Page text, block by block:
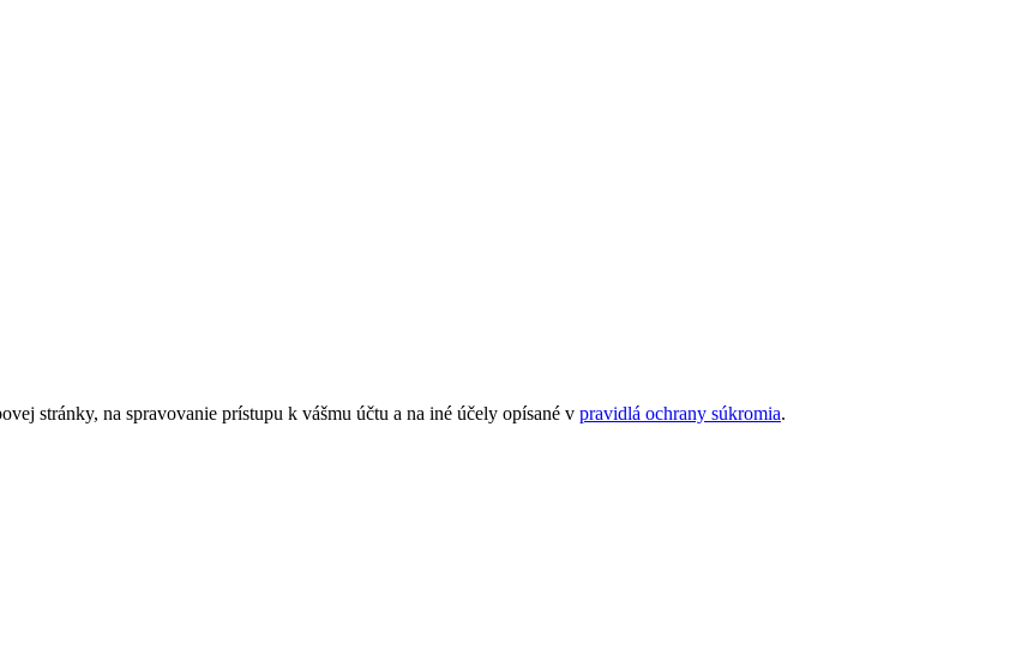
stránky, na spravovanie prístupu k vášmu účtu a na iné účely opísané v pravidlá ochrany súkromia.